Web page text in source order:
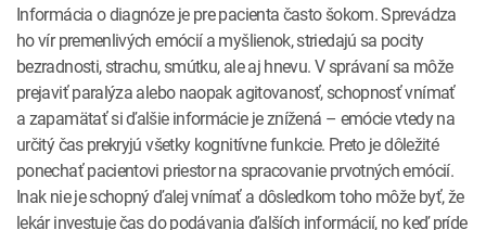
Informácia o diagnóze je pre pacienta často šokom. Sprevádza
ho vír premenlivých emócií a myšlienok, striedajú sa pocity
bezradnosti, strachu, smútku, ale aj hnevu. V správaní sa môže
prejaviť paralýza alebo naopak agitovanosť, schopnosť vnímať
a zapamätať si ďalšie informácie je znížená – emócie vtedy na
určitý čas prekryjú všetky kognitívne funkcie. Preto je dôležité
ponechať pacientovi priestor na spracovanie prvotných emócií.
Inak nie je schopný ďalej vnímať a dôsledkom toho môže byť, že
lekár investuje čas do podávania ďalších informácií, no keď príde